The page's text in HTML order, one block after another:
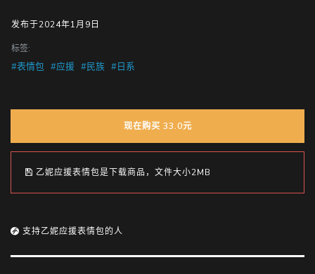
发布于2024年1月9日
标签:
#表情包 #应援 #民族 #日系
现在购买 33.0元
乙妮应援表情包是下载商品，文件大小2MB
支持乙妮应援表情包的人